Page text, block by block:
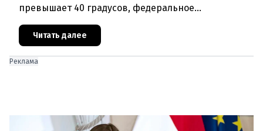
превышает 40 градусов, федеральное
проблемы перегрева жилых помещений. В среду н
Читать далее
Реклама